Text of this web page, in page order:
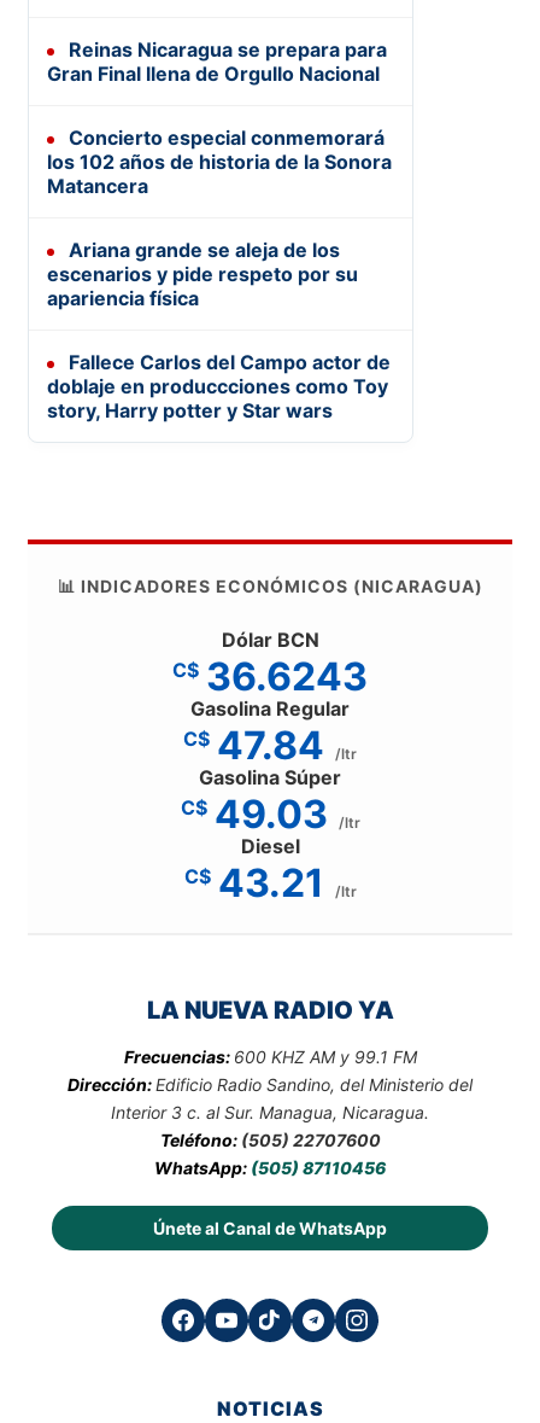
Reinas Nicaragua se prepara para
Gran Final llena de Orgullo Nacional
Concierto especial conmemorará
los 102 años de historia de la Sonora
Matancera
Ariana grande se aleja de los
escenarios y pide respeto por su
apariencia física
Fallece Carlos del Campo actor de
doblaje en produccciones como Toy
story, Harry potter y Star wars
📊 INDICADORES ECONÓMICOS (NICARAGUA)
Dólar BCN
C$ 36.6243
Gasolina Regular
C$ 47.84 /ltr
Gasolina Súper
C$ 49.03 /ltr
Diesel
C$ 43.21 /ltr
LA NUEVA RADIO YA
Frecuencias: 600 KHZ AM y 99.1 FM
Dirección:Edificio Radio Sandino, del Ministerio del
Interior 3 c. al Sur. Managua, Nicaragua.
Teléfono: (505) 22707600
WhatsApp: (505) 87110456
Únete al Canal de WhatsApp
NOTICIAS